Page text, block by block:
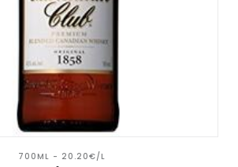
700ML - 20.20€/L